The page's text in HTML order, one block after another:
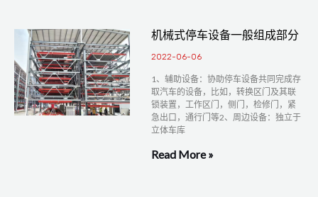
机械式停车设备一般组成部分
2022-06-06
1、辅助设备：协助停车设备共同完成存
取汽车的设备，比如，转换区门及其联
锁装置，工作区门，侧门，检修门，紧
急出口，通行门等2、周边设备：独立于
立体车库
Read More »